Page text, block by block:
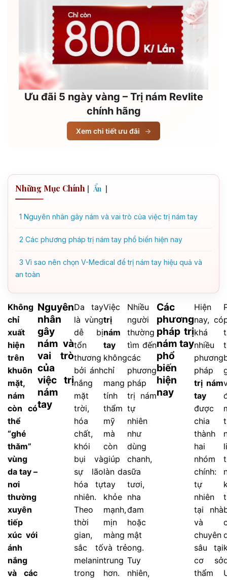
Ưu đãi 5 ngày vàng – Trị nám Revlite
chính hãng
Xem chi tiết ưu đãi →
Những Mục Chính [ Ẩn ]
1 Nguyên nhân gây nám và vai trò của việc trị nám tay
2 Các phương pháp trị nám tay phổ biến hiện nay
3 Vì sao nên chọn V-Medical để trị nám tay hiệu quả và
an toàn
Không
chỉ
xuất
hiện
trên
khuôn
mặt,
nám
còn có
thể
“ghé
thăm”
vùng
da tay –
nơi
thường
xuyên
tiếp
xúc với
ánh
nắng
và các
Nguyên
nhân
gây
nám và
vai trò
của
việc trị
nám
tay
Da tay
là vùng
dễ bị
tổn
thương
bởi ánh
nắng
mặt
trời,
hóa
chất,
khói
bụi và
sự lão
hóa tự
nhiên.
Theo
thời
gian,
sắc tố
melanin
trong
Việc
trị
nám
tay
không
chỉ
mang
tính
thẩm
mỹ
mà
còn
giúp
làn da
tay
khỏe
mạnh,
mịn
màng
và trẻ
trung
hơn.
Nhiều
người
thường
tìm đến
các
phương
pháp
trị nám
tự
nhiên
như
dùng
chanh,
sữa
tươi,
nha
đam
hoặc
mật
ong.
Tuy
nhiên,
Các
phương
pháp trị
nám tay
phổ
biến
hiện
nay
Hiện
nay, có
khá
nhiều
phương
pháp
trị nám
tay
được
chia
thành
hai
nhóm
chính:
tự
nhiên
tại nhà
và
chuyên
sâu tại
cơ sở
thẩm